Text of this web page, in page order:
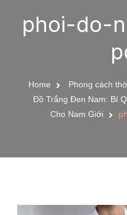
phoi-do-
Home Phong cách
Đồ Trắng Đen Nam: Bí
Cho Nam Giới